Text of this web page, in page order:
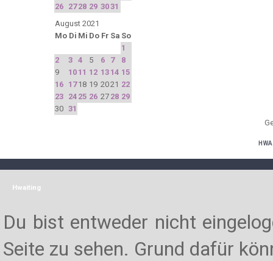
26 27 28 29 3031
August 2021
Mo Di Mi Do Fr Sa So
1
2
3 4 5 6 7
8
9
10 11 12 13 14 15
16 17 18 19 2021 22
23 24 25 26 27 28 29
30 31
Hwaiting
Du bist entweder nicht
Seite zu sehen. Grund dafür